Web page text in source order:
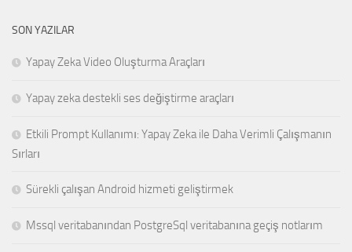
SON YAZILAR
Yapay Zeka Video Oluşturma Araçları
Yapay zeka destekli ses değiştirme araçları
Etkili Prompt Kullanımı: Yapay Zeka ile Daha Verimli Çalışmanın
Sırları
Sürekli çalışan Android hizmeti geliştirmek
Mssql veritabanından PostgreSql veritabanına geçiş notlarım